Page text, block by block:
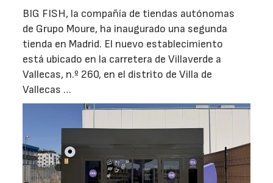
BIG FISH, la compañía de tiendas autónomas
de Grupo Moure, ha inaugurado una segunda
tienda en Madrid. El nuevo establecimiento
está ubicado en la carretera de Villaverde a
Vallecas, n.º 260, en el distrito de Villa de
Vallecas …